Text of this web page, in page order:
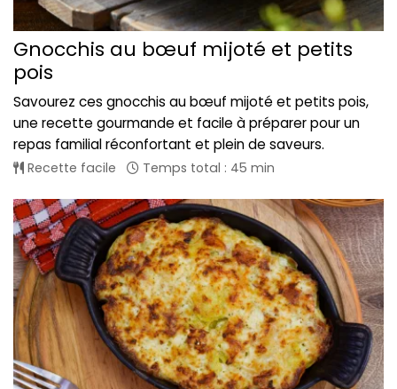
Gnocchis au bœuf mijoté et petits
pois
Savourez ces gnocchis au bœuf mijoté et petits pois,
une recette gourmande et facile à préparer pour un
repas familial réconfortant et plein de saveurs.
Recette facile Temps total : 45 min